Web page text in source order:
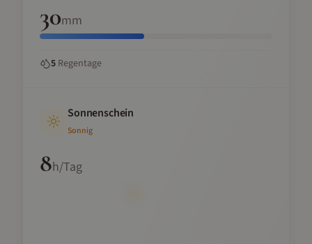
30mm
5 Regentage
Sonnenschein
Sonnig
8h/Tag